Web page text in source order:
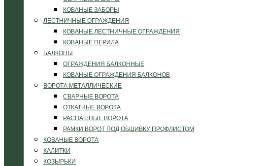
КОВАНЫЕ ЗАБОРЫ
ЛЕСТНИЧНЫЕ ОГРАЖДЕНИЯ
КОВАНЫЕ ЛЕСТНИЧНЫЕ ОГРАЖДЕНИЯ
КОВАНЫЕ ПЕРИЛА
БАЛКОНЫ
ОГРАЖДЕНИЯ БАЛКОННЫЕ
КОВАНЫЕ ОГРАЖДЕНИЯ БАЛКОНОВ
ВОРОТА МЕТАЛЛИЧЕСКИЕ
СВАРНЫЕ ВОРОТА
ОТКАТНЫЕ ВОРОТА
РАСПАШНЫЕ ВОРОТА
РАМКИ ВОРОТ ПОД ОБШИВКУ ПРОФЛИСТОМ
КОВАНЫЕ ВОРОТА
КАЛИТКИ
КОЗЫРЬКИ